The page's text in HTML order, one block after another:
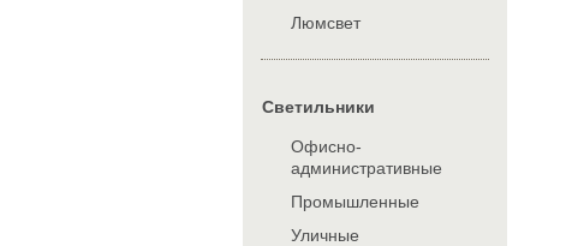
Люмсвет
Cветильники
Офисно-
административные
Промышленные
Уличные